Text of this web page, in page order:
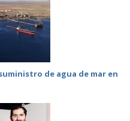
de agua de mar en